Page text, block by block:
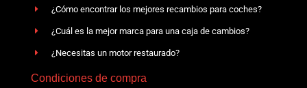
¿Cómo encontrar los mejores recambios para coches?
¿Cuál es la mejor marca para una caja de cambios?
¿Necesitas un motor restaurado?
Condiciones de compra